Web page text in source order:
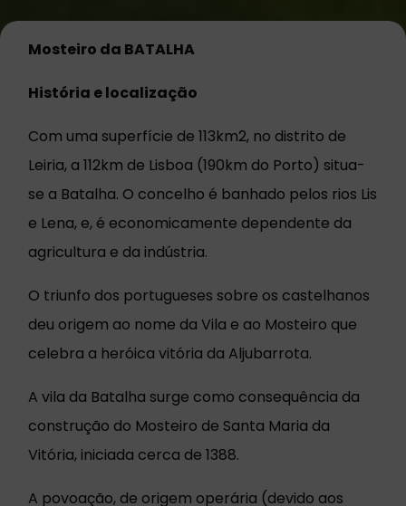
Mosteiro da BATALHA
História e localização
Com uma superfície de 113km2, no distrito de
Leiria, a 112km de Lisboa (190km do Porto) situa-
se a Batalha. O concelho é banhado pelos rios Lis
e Lena, e, é economicamente dependente da
agricultura e da indústria.
O triunfo dos portugueses sobre os castelhanos
deu origem ao nome da Vila e ao Mosteiro que
celebra a heróica vitória da Aljubarrota.
A vila da Batalha surge como consequência da
construção do Mosteiro de Santa Maria da
Vitória, iniciada cerca de 1388.
A povoação, de origem operária (devido aos